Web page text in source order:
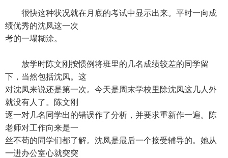
很快这种状况就在月底的考试中显示出来。平时一向成
绩优秀的沈凤这一次
考的一塌糊涂。
放学时陈文刚按惯例将班里的几名成绩较差的同学留
下，当然包括沈凤。这
对沈凤来说还是第一次。今天是周末学校里除沈凤这几人外
就没有人了。陈文刚
逐一对几名同学出的错误作了分析，并要求重新作一遍。陈
老师对工作向来是一
丝不苟的同学们都了解。沈凤是最后一个接受辅导的。她从
一进办公室心就突突